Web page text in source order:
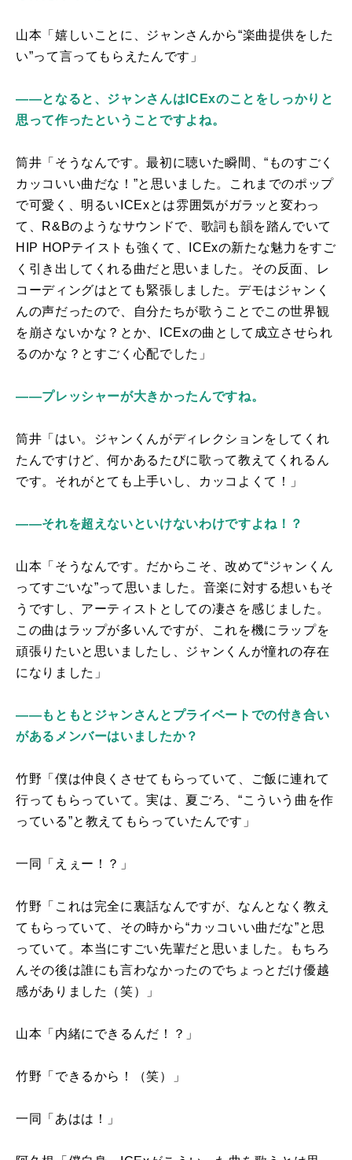
山本「嬉しいことに、ジャンさんから“楽曲提供をした
い”って言ってもらえたんです」
――となると、ジャンさんはICExのことをしっかりと
思って作ったということですよね。
筒井「そうなんです。最初に聴いた瞬間、“ものすごく
カッコいい曲だな！”と思いました。これまでのポップ
で可愛く、明るい ICExとは雰囲気がガラッと変わっ
て、
R&Bのようなサウンドで、歌詞も韻を踏んでいて
HIP HOPテイストも強くて、 ICExの新たな魅力をすご
く引き出してくれる曲だと思いました。その反面、レ
コーディングはとても緊張しました。デモはジャンく
んの声だったので、自分たちが歌うことでこの世界観
を崩さないかな？とか、
ICExの曲として成立させられ
るのかな？とすごく心配でした」
――プレッシャーが大きかったんですね。
筒井「はい。ジャンくんがディレクションをしてくれ
たんですけど、何かあるたびに歌って教えてくれるん
です。それがとても上手いし、カッコよくて！」
――それを超えないといけないわけですよね！？
山本「そうなんです。だからこそ、改めて“ジャンくん
ってすごいな”って思いました。音楽に対する想いもそ
うですし、アーティストとしての凄さを感じました。
この曲はラップが多いんですが、これを機にラップを
頑張りたいと思いましたし、ジャンくんが憧れの存在
になりました」
――もともとジャンさんとプライベートでの付き合い
があるメンバーはいましたか？
竹野「僕は仲良くさせてもらっていて、ご飯に連れて
行ってもらっていて。実は、夏ごろ、“こういう曲を作
っている”と教えてもらっていたんです」
一同「えぇー！？」
竹野「これは完全に裏話なんですが、なんとなく教え
てもらっていて、その時から“カッコいい曲だな”と思
っていて。本当にすごい先輩だと思いました。もちろ
んその後は誰にも言わなかったのでちょっとだけ優越
感がありました（笑）」
山本「内緒にできるんだ！？」
竹野「できるから！（笑）」
一同「あはは！」